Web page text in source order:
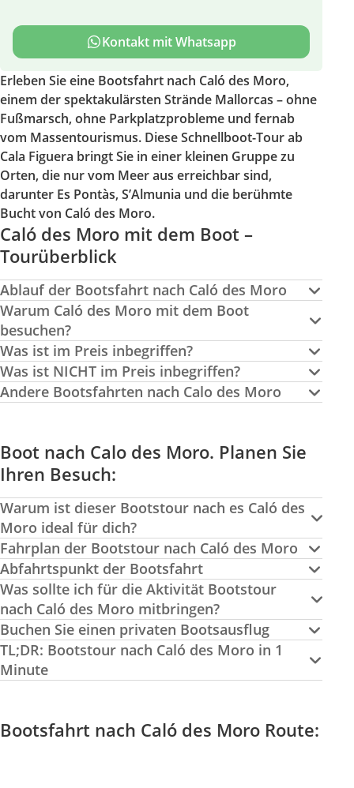
Kontakt mit Whatsapp
Erleben Sie eine Bootsfahrt nach Caló des Moro,
einem der spektakulärsten Strände Mallorcas – ohne
Fußmarsch, ohne Parkplatzprobleme und fernab
vom Massentourismus. Diese Schnellboot-Tour ab
Cala Figuera bringt Sie in einer kleinen Gruppe zu
Orten, die nur vom Meer aus erreichbar sind,
darunter Es Pontàs, S’Almunia und die berühmte
Bucht von Caló des Moro.
Caló des Moro mit dem Boot –
Tourüberblick
Ablauf der Bootsfahrt nach Caló des Moro
Warum Caló des Moro mit dem Boot
besuchen?
Was ist im Preis inbegriffen?
Was ist NICHT im Preis inbegriffen?
Andere Bootsfahrten nach Calo des Moro
Boot nach Calo des Moro. Planen Sie
Ihren Besuch:
Warum ist dieser Bootstour nach es Caló des
Moro ideal für dich?
Fahrplan der Bootstour nach Caló des Moro
Abfahrtspunkt der Bootsfahrt
Was sollte ich für die Aktivität Bootstour
nach Caló des Moro mitbringen?
Buchen Sie einen privaten Bootsausflug
TL;DR: Bootstour nach Caló des Moro in 1
Minute
Bootsfahrt nach Caló des Moro Route: